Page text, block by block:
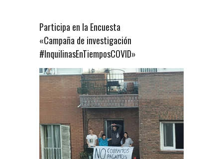
Participa en la Encuesta
«Campaña de investigación
#InquilinasEnTiemposCOVID»